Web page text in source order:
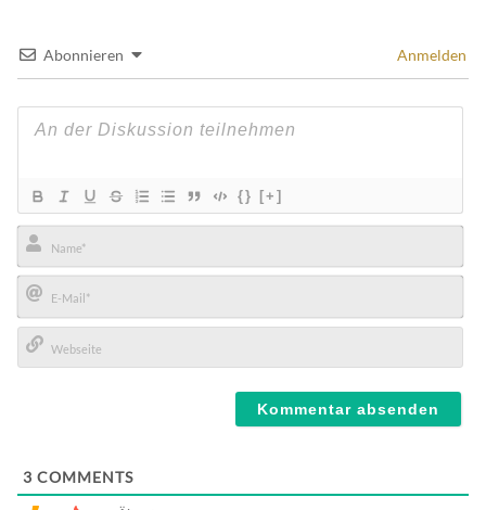
Abonnieren Anmelden
{} [+]
Name*
E-
Mail*
3 COMMENTS